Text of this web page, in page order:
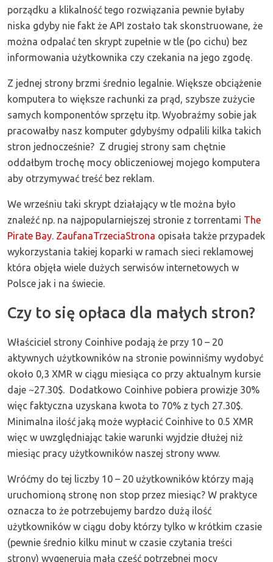
porządku a klikalność tego rozwiązania pewnie byłaby
niska gdyby nie fakt że API zostało tak skonstruowane, że
można odpalać ten skrypt zupełnie w tle (po cichu) bez
informowania użytkownika czy czekania na jego zgodę.
Z jednej strony brzmi średnio legalnie. Większe obciążenie
komputera to większe rachunki za prąd, szybsze zużycie
samych komponentów sprzętu itp. Wyobraźmy sobie jak
pracowałby nasz komputer gdybyśmy odpalili kilka takich
stron jednocześnie? Z drugiej strony sam chętnie
oddałbym trochę mocy obliczeniowej mojego komputera
aby otrzymywać treść bez reklam.
We wrześniu taki skrypt działający w tle można było
znaleźć np. na najpopularniejszej stronie z torrentami The
Pirate Bay ZaufanaTrzeciaStrona opisała także przypadek
wykorzystania takiej koparki w ramach sieci reklamowej
która objęła wiele dużych serwisów internetowych w
Polsce jak i na świecie.
Czy to się opłaca dla małych stron?
Właściciel strony Coinhive podają że przy 10 – 20
aktywnych użytkowników na stronie powinniśmy wydobyć
około 0,3 XMR w ciągu miesiąca co przy aktualnym kursie
daje ~27.30$. Dodatkowo Coinhive pobiera prowizje 30%
więc faktyczna uzyskana kwota to 70% z tych 27.30$.
Minimalna ilość jaką może wypłacić Coinhive to 0.5 XMR
więc w uwzględniając takie warunki wyjdzie dłużej niż
miesiąc pracy użytkowników naszej strony www.
Wróćmy do tej liczby 10 – 20 użytkowników którzy mają
uruchomioną stronę non stop przez miesiąc? W praktyce
oznacza to że potrzebujemy bardzo dużą ilość
użytkowników w ciągu doby którzy tylko w krótkim czasie
(pewnie średnio kilku minut w czasie czytania treści
strony) wygenerują małą część potrzebnej mocy